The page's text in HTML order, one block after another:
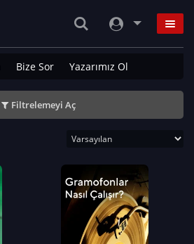
Bize Sor Yazarımız Ol
Filtrelemeyi Aç